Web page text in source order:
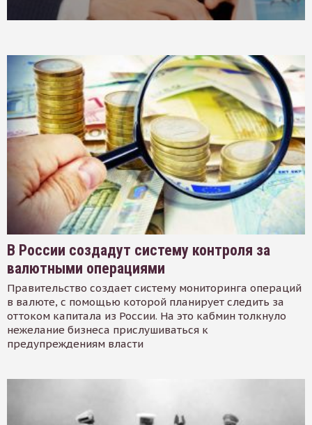
В России создадут систему контроля за
валютными операциями
Правительство создает систему мониторинга операций
в валюте, с помощью которой планирует следить за
оттоком капитала из России. На это кабмин толкнуло
нежелание бизнеса прислушиваться к
предупреждениям власти